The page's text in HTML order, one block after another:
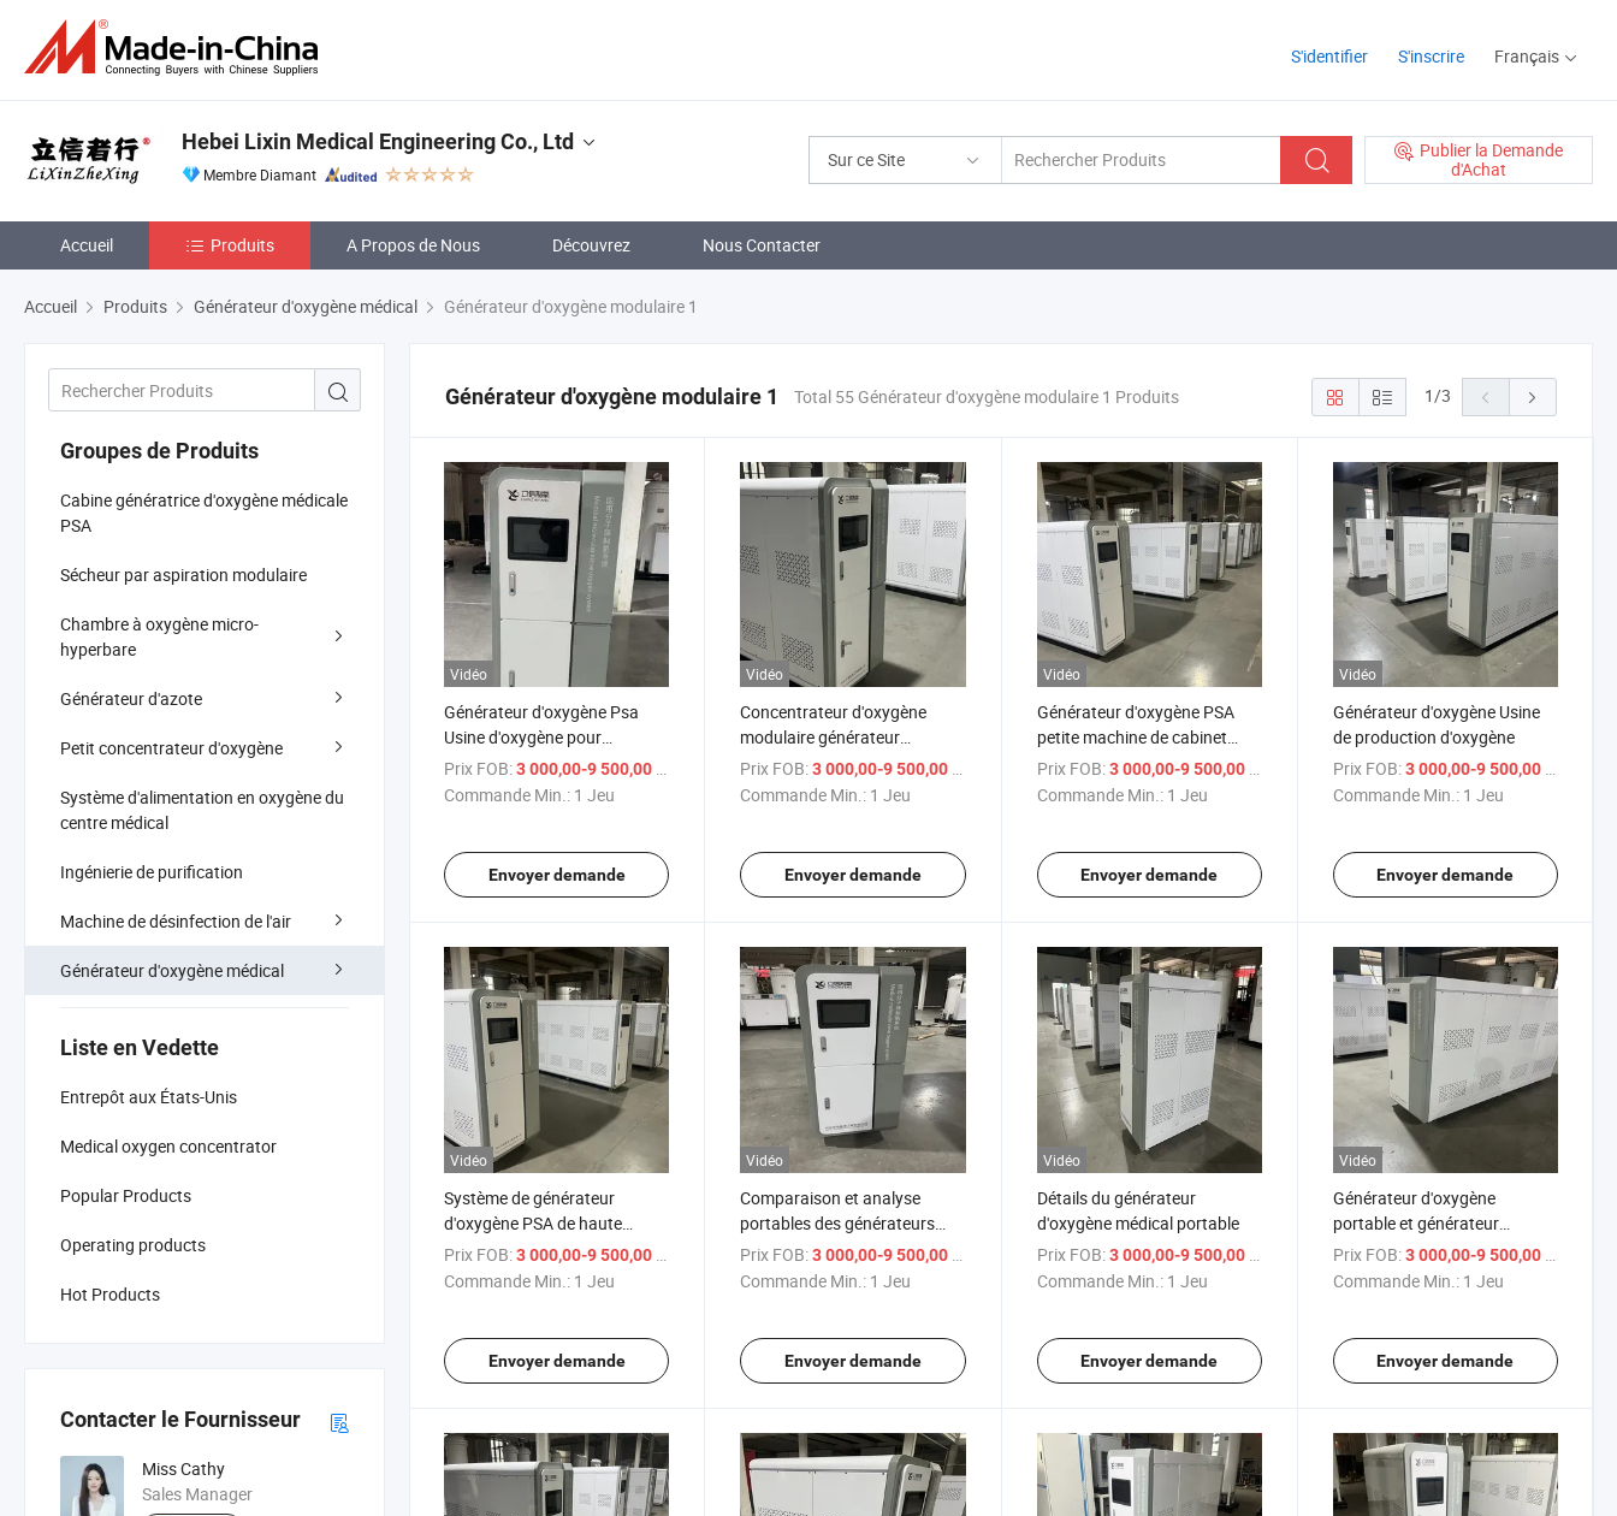
S'identifier S'inscrire Français
Sur ce Site
Publier la Demande
d'Achat
Hebei Lixin Medical Engineering Co., Ltd
Membre Diamant
Accueil Produits A Propos de Nous Découvrez Nous Contacter
Accueil Produits Générateur d'oxygène médical Générateur d'oxygène modulaire 1
Groupes de Produits
Cabine génératrice d'oxygène médicale
PSA
Sécheur par aspiration modulaire
Chambre à oxygène micro-
hyperbare
Générateur d'azote
Petit concentrateur d'oxygène
Système d'alimentation en oxygène du
centre médical
Ingénierie de purification
Machine de désinfection de l'air
Générateur d'oxygène médical
Liste en Vedette
Entrepôt aux États-Unis
Medical oxygen concentrator
Popular Products
Operating products
Hot Products
Contacter le Fournisseur
Miss Cathy
Sales Manager
Générateur d'oxygène modulaire 1 Total 55 Générateur d'oxygène modulaire 1 Produits 1/3
Vidéo
Générateur d'oxygène Psa
Usine d'oxygène pour
l'industrie générale
Prix FOB:3 000,00-9 500,00 $US
Commande Min.: 1 Jeu
Envoyer demande
Vidéo
Concentrateur d'oxygène
modulaire générateur
d'oxygène intégré fabriqué en
Chine
Prix FOB: 3 000,00-9 500,00 $US
Commande Min.: 1 Jeu
Envoyer demande
Vidéo
Générateur d'oxygène PSA
petite machine de cabinet
portable concentrateur
d'oxygène à pression
Prix FOB: 3 000,00-9 500,00 $US
Commande Min.: 1 Jeu
Envoyer demande
Vidéo
Générateur d'oxygène Usine
de production d'oxygène
Prix FOB: 3 000,00-9 500,00 $US
Commande Min.: 1 Jeu
Envoyer demande
Vidéo
Système de générateur
d'oxygène PSA de haute
qualité, concentrateur
d'oxygène
Prix FOB:3 000,00-9 500,00 $US
Commande Min.: 1 Jeu
Envoyer demande
Vidéo
Comparaison et analyse
portables des générateurs
d'oxygène médical et des
générateurs d'oxygène
Prix FOB: 3 000,00-9 500,00 $US
Commande Min.: 1 Jeu
Envoyer demande
Vidéo
Détails du générateur
d'oxygène médical portable
Prix FOB: 3 000,00-9 500,00 $US
Commande Min.: 1 Jeu
Envoyer demande
Vidéo
Générateur d'oxygène
portable et générateur
d'oxygène médical
professionnel
Prix FOB: 3 000,00-9 500,00 $US
Commande Min.: 1 Jeu
Envoyer demande